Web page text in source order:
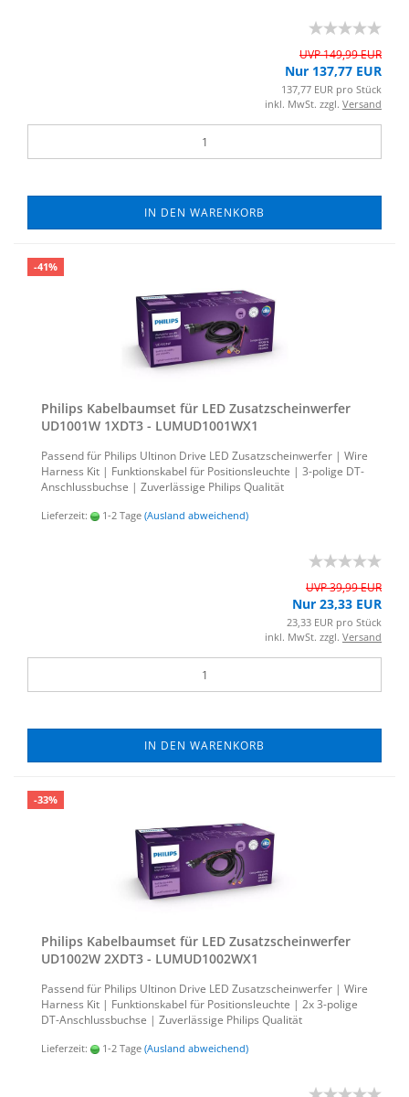
UVP 149,99 EUR
Nur 137,77 EUR
137,77 EUR pro Stück
inkl. MwSt. zzgl. Versand
IN DEN WARENKORB
-41%
Phil­ips Ka­bel­baum­set für LED Zu­satz­schein­wer­fer
UD1001W 1XDT3 - LUMUD1001WX1
Pas­send für Phil­ips Ul­ti­non Drive LED Zu­satz­schein­wer­fer | Wire
Harness Kit | Funk­ti­ons­ka­bel für Po­si­ti­ons­leuch­te | 3-​polige DT-​
Anschlussbuchse | Zu­ver­läs­si­ge Phil­ips Qua­li­tät
Lieferzeit: 1-2 Tage (Ausland abweichend)
UVP 39,99 EUR
Nur 23,33 EUR
23,33 EUR pro Stück
inkl. MwSt. zzgl. Versand
IN DEN WARENKORB
-33%
Phil­ips Ka­bel­baum­set für LED Zu­satz­schein­wer­fer
UD1002W 2XDT3 - LUMUD1002WX1
Pas­send für Phil­ips Ul­ti­non Drive LED Zu­satz­schein­wer­fer | Wire
Harness Kit | Funk­ti­ons­ka­bel für Po­si­ti­ons­leuch­te | 2x 3-​polige
DT-​Anschlussbuchse | Zu­ver­läs­si­ge Phil­ips Qua­li­tät
Lieferzeit: 1-2 Tage (Ausland abweichend)